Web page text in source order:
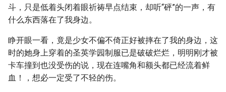
斗，只是低着头闭着眼祈祷早点结束，却听“砰”的一声，有
什么东西落在了我身边。
睁开眼一看，竟是少女不偏不倚正好被摔在了我的身边，这
时的她身上穿着的圣英学园制服已是破破烂烂，明明刚才被
卡车撞到也没受伤的说，现在连嘴角和额头都已经流着鲜
血！，想必一定受了不轻的伤。